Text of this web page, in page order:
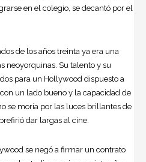
en el colegio, se decantó por el
de los años treinta ya era una
neoyorquinas. Su talento y su
para un Hollywood dispuesto a
un lado bueno y la capacidad de
se moría por las luces brillantes de
dar largas al cine.
se negó a firmar un contrato